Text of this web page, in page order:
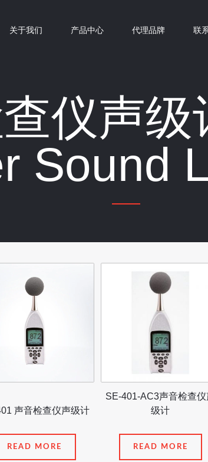
关于我们 产品中心 代理品牌 联
仪声级
Sound
声音检查仪声级计
READ MORE
SE-401-AC3声音检查仪
级计
READ MORE